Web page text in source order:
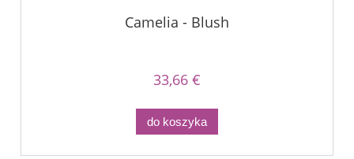
Camelia - Blush
33,66 €
do koszyka